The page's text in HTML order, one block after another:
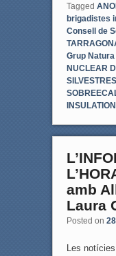
Tagged
brigadistes
Consell de
Grup
NUCLEAR
SILVESTRES
INSULATION
amb
Laura
Posted on
Les